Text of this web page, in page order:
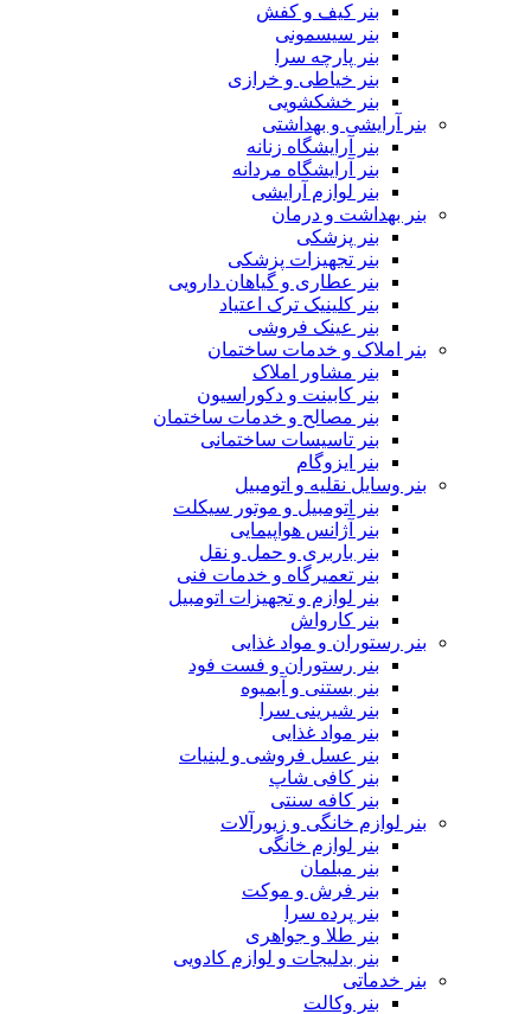
بنر کیف و کفش
بنر سیسمونی
بنر پارچه سرا
بنر خیاطی و خرازی
بنر خشکشویی
بنر آرایشی و بهداشتی
بنر آرایشگاه زنانه
بنر آرایشگاه مردانه
بنر لوازم آرایشی
بنر بهداشت و درمان
بنر پزشکی
بنر تجهیزات پزشکی
بنر عطاری و گیاهان دارویی
بنر کلینیک ترک اعتیاد
بنر عینک فروشی
بنر املاک و خدمات ساختمان
بنر مشاور املاک
بنر کابینت و دکوراسیون
بنر مصالح و خدمات ساختمان
بنر تاسیسات ساختمانی
بنر ایزوگام
بنر وسایل نقلیه و اتومبیل
بنر اتومبیل و موتور سیکلت
بنر آژانس هواپیمایی
بنر باربری و حمل و نقل
بنر تعمیرگاه و خدمات فنی
بنر لوازم و تجهیزات اتومبیل
بنر کارواش
بنر رستوران و مواد غذایی
بنر رستوران و فست فود
بنر بستنی و آبمیوه
بنر شیرینی سرا
بنر مواد غذایی
بنر عسل فروشی و لبنیات
بنر کافی شاپ
بنر کافه سنتی
بنر لوازم خانگی و زیورآلات
بنر لوازم خانگی
بنر مبلمان
بنر فرش و موکت
بنر پرده سرا
بنر طلا و جواهری
بنر بدلیجات و لوازم کادویی
بنر خدماتی
بنر وکالت